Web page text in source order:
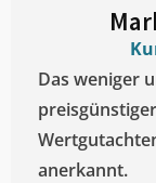
Das weniger
anerkannt.